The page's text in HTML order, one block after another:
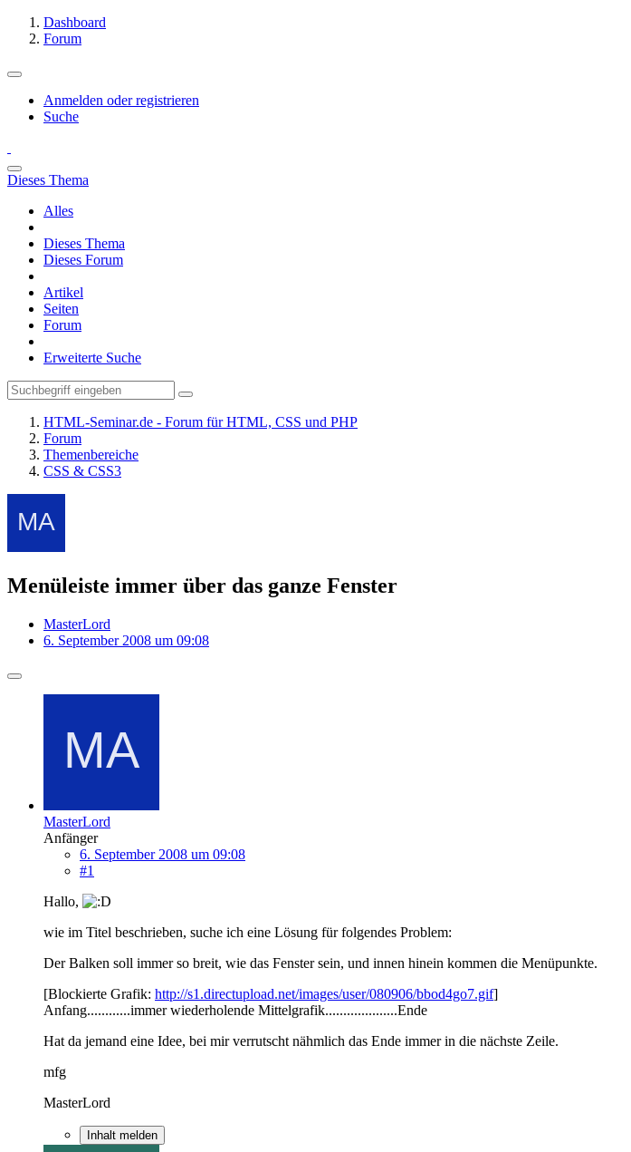
Dashboard
Forum
Anmelden oder registrieren
Suche
Dieses Thema
Alles
Dieses Thema
Dieses Forum
Artikel
Seiten
Forum
Erweiterte Suche
HTML-Seminar.de - Forum für HTML, CSS und PHP
Forum
Themenbereiche
CSS & CSS3
Menüleiste immer über das ganze Fenster
MasterLord
6. September 2008 um 09:08
MasterLord
Anfänger
6. September 2008 um 09:08
#1
Hallo,
wie im Titel beschrieben, suche ich eine Lösung für folgendes Problem:
Der Balken soll immer so breit, wie das Fenster sein, und innen hinein kommen die Menüpunkte.
[Blockierte Grafik: http://s1.directupload.net/images/user/080906/bbod4go7.gif]
Anfang............immer wiederholende Mittelgrafik....................Ende
Hat da jemand eine Idee, bei mir verrutscht nähmlich das Ende immer in die nächste Zeile.
mfg
MasterLord
Inhalt melden